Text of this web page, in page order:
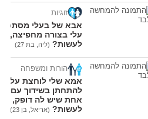
עוד שאלות חדשות במדור
זוגיות
אבא של בעלי מסתכל
עלי בצורה מחפיצה, מה
לעשות? (ליה, בת 27)
הורות ומשפחה
אמא שלי לוחצת עליי
להתחתן בשידוך עם כל
אחת שיש לה דופק, מה
לעשות? (אריאל, בן 23)